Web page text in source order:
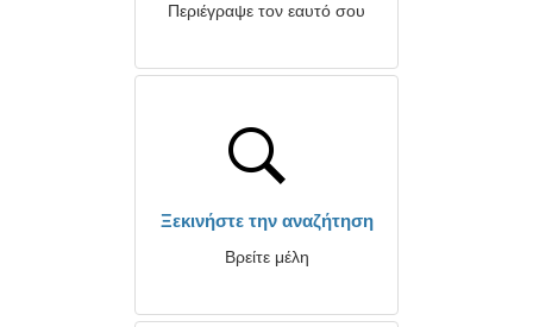
Περιέγραψε τον εαυτό σου
Ξεκινήστε την αναζήτηση
Βρείτε μέλη